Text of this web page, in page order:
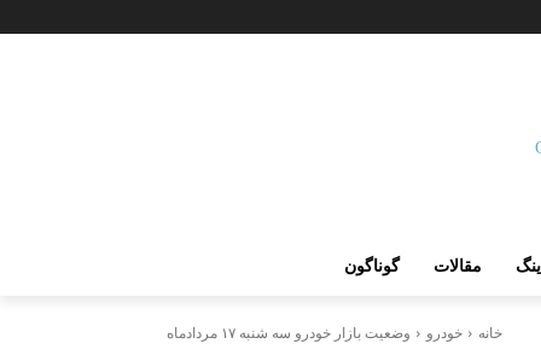
مقالات گوناگون
خانه خودرو وضعیت بازار خودرو سه شنبه ۱۷ مردادماه